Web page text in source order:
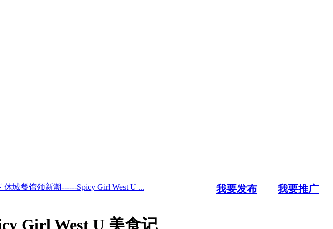
我要发布 我要推广
休城餐馆领新潮------Spicy Girl West U ...
Girl West U 美食记